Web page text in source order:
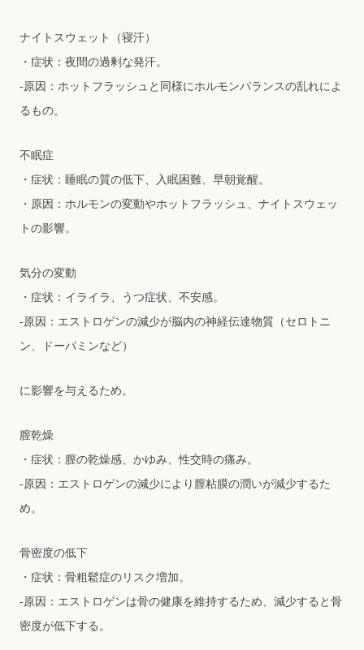
ナイトスウェット（寝汗）
・症状：夜間の過剰な発汗。
-原因：ホットフラッシュと同様にホルモンバランスの乱れによ
るもの。
不眠症
・症状：睡眠の質の低下、⼊眠困難、早朝覚醒。
・原因：ホルモンの変動やホットフラッシュ、ナイトスウェッ
トの影響。
気分の変動
・症状：イライラ、うつ症状、不安感。
-原因：エストロゲンの減少が脳内の神経伝達物質（セロトニ
ン、ドーパミンなど）
に影響を与えるため。
膣乾燥
・症状：膣の乾燥感、かゆみ、性交時の痛み。
-原因：エストロゲンの減少により膣粘膜の潤いが減少するた
め。
⾻密度の低下
・症状：⾻粗鬆症のリスク増加。
-原因：エストロゲンは⾻の健康を維持するため、減少すると⾻
密度が低下する。